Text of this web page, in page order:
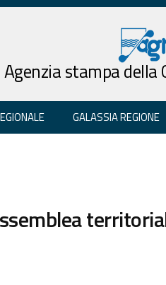
Agenzia stampa della
GALASSIA REGIONE